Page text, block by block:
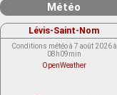
Météo
Lévis-Saint-Nom
Conditions météo à 7 août 2026 à
08h09min
OpenWeather